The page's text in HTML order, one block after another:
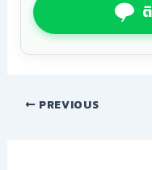
PREVIOUS